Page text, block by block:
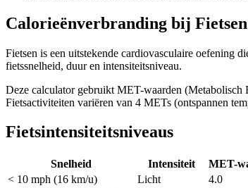
Calorieënverbranding bij
Fietsen is een uitstekende cardiovasculaire oefening
fietssnelheid, duur en intensiteitsniveau.
Deze calculator gebruikt MET-waarden
Fietsactiviteiten variëren van 4 METs (ontspannen
Fietsintensiteitsniveaus
Snelheid Intensiteit MET-
< 10 mph (16 km/u)
Licht 4.0